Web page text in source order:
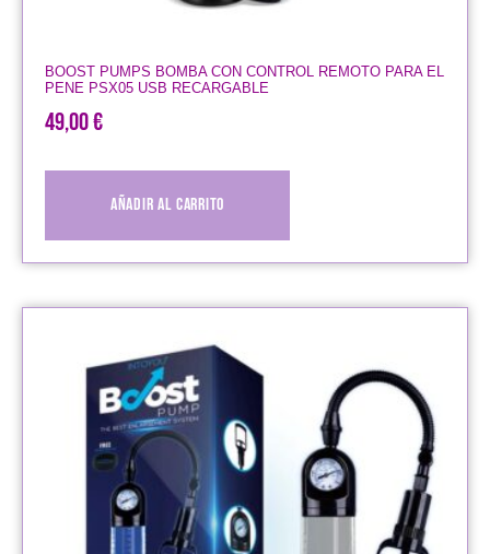
BOOST PUMPS BOMBA CON CONTROL REMOTO PARA EL
PENE PSX05 USB RECARGABLE
49,00€
Añadir al carrito